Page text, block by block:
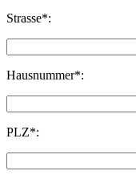
Strasse*:
Hausnummer*:
PLZ*: